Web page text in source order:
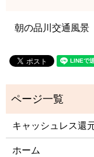
朝の品川交通風景
キャッシュレス還
ホーム